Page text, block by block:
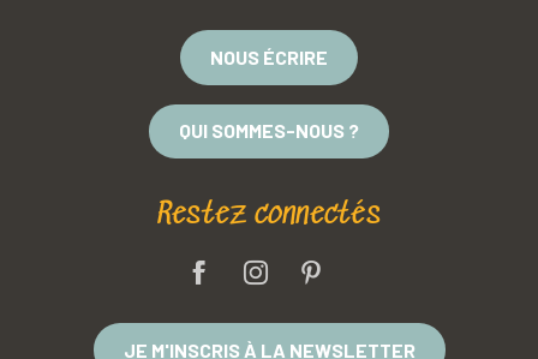
NOUS ÉCRIRE
QUI SOMMES-NOUS ?
Restez connectés
JE M'INSCRIS À LA NEWSLETTER